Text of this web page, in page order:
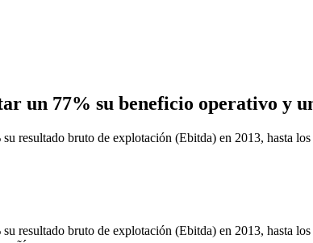
un 77% su beneficio operativo y
bruto de explotación (Ebitda) en 2013, hasta
bruto de explotación (Ebitda) en 2013, hasta